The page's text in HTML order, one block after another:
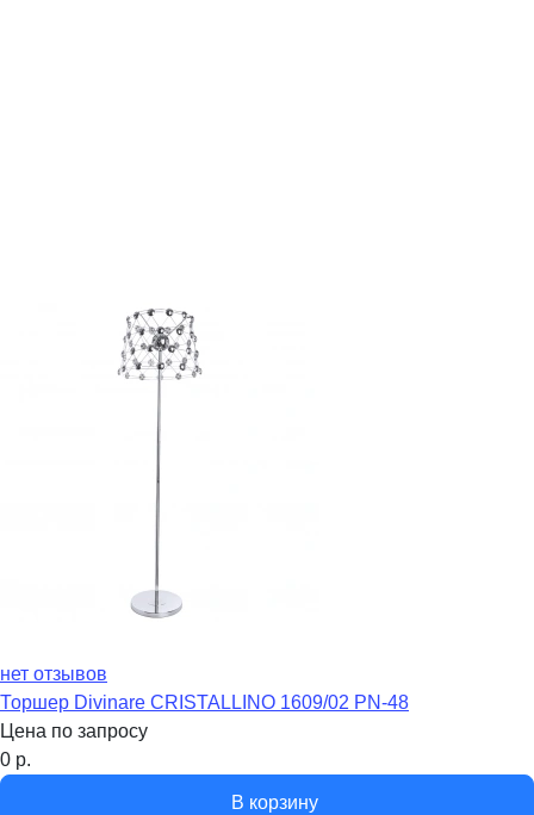
нет отзывов
Торшер Divinare CRISTALLINO 1609/02 PN-48
Цена по запросу
0 р.
В корзину